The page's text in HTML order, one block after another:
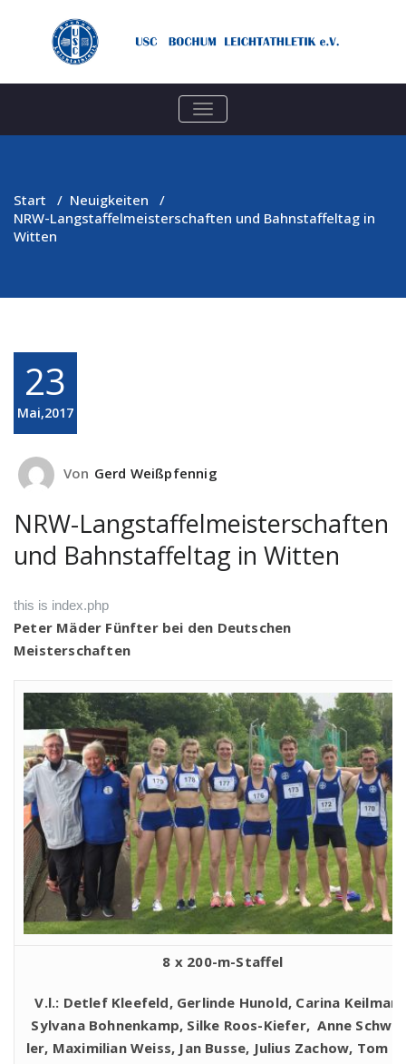
TOGGLE
NAVIGATION
Start / Neuigkeiten /
NRW-Langstaffelmeisterschaften und Bahnstaffeltag in
Witten
23
Mai,2017
Von Gerd Weißpfennig
NRW-Langstaffelmeisterschaften
und Bahnstaffeltag in Witten
this is index.php
Peter Mäder Fünf­ter bei den Deut­schen
Meisterschaften
8 x 200-m-Staffel
V.l.: Det­lef Klee­feld, Ger­lin­de Hunold, Cari­na
Syl­va­na Boh­nen­kamp, Sil­ke Roos-Kie­fer,Anne
ler, Maxi­mi­li­an Weiss, Jan Bus­se, Juli­us Zachow, Tom